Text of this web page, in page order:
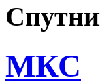
МКС